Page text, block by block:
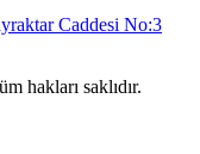
Caddesi No:3
hakları saklıdır.